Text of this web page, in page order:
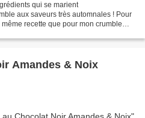
qui se marient
aux saveurs très automnales ! Pour
recette que pour mon crumble
Amandes & Noix